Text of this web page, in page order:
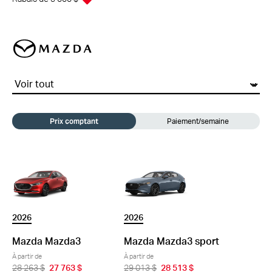
mazda
Prix comptant Paiement/semaine
2026
Mazda Mazda3
À partir de
28 263 $ 27 763 $
2026
Mazda Mazda3 sport
À partir de
29 013 $ 28 513 $